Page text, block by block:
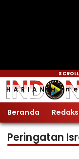
Beranda
Peringatan